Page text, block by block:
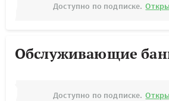
Доступно по подписке.
Обслуживающие
Доступно по подписке.